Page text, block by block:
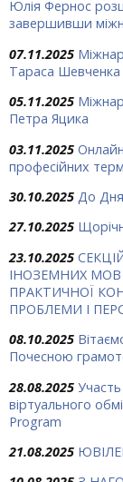
Юлія Фернос
завершивши
07.11.2025
Тараса Шевченка
05.11.2025
Петра Яцика
03.11.2025
професійних
30.10.2025 До Дня
27.10.2025
23.10.2025
ІНОЗЕМНИХ МОВ
ПРАКТИЧНОЇ
ПРОБЛЕМИ І
08.10.2025
Почесною
28.08.2025
віртуального
Program
21.08.2025